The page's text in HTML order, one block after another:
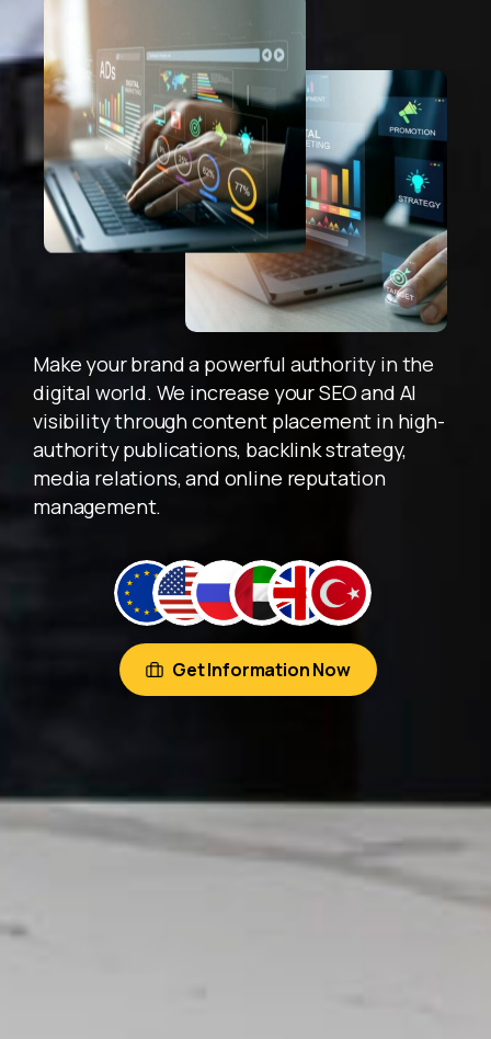
Make your brand a powerful authority in the
digital world. We increase your SEO and AI
visibility through content placement in high-
authority publications, backlink strategy,
media relations, and online reputation
management.
Get Information Now
Talep Oluştur
Acele Edin! Tanışmaya Özel İlk İçerik Teklifi 31 Aralık 2025'e
Kadar Geçerlidir!